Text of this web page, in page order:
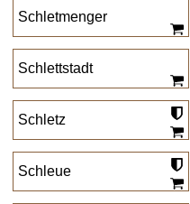
Schletmenger
Schlettstadt
Schletz
Schleue